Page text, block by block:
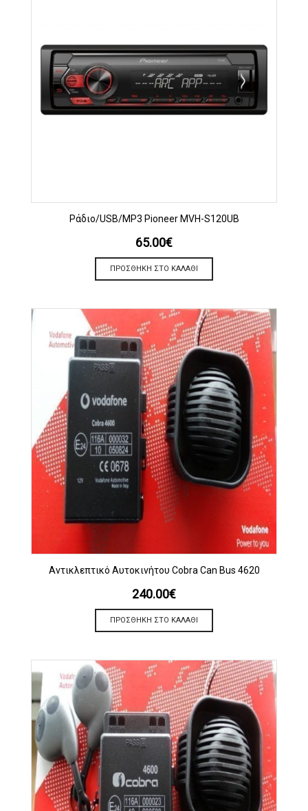
Ράδιο/USB/MP3 Pioneer MVH-S120UB
65.00€
ΠΡΟΣΘΉΚΗ ΣΤΟ ΚΑΛΆΘΙ
Αντικλεπτικό Αυτοκινήτου Cobra Can Bus 4620
240.00€
ΠΡΟΣΘΉΚΗ ΣΤΟ ΚΑΛΆΘΙ